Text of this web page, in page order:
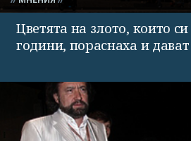
Цветята на злото, които
години, пораснаха и